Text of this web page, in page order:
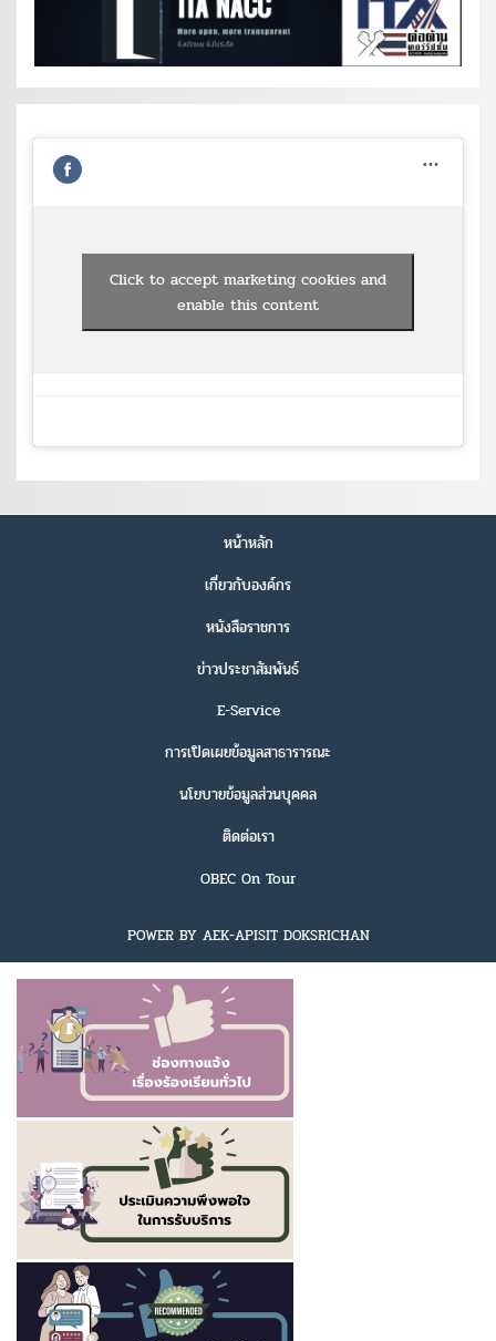
Click to accept marketing cookies and
enable this content
หน้าหลัก
เกี่ยวกับองค์กร
หนังสือราชการ
ข่าวประชาสัมพันธ์
E-Service
การเปิดเผยข้อมูลสาธารารณะ
นโยบายข้อมูลส่วนบุคคล
ติดต่อเรา
OBEC On Tour
POWER BY AEK-APISIT DOKSRICHAN